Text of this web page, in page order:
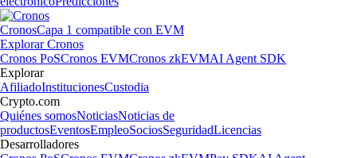
CronosCapa 1 compatible con EVM
Explorar Cronos
Cronos PoSCronos EVMCronos zkEVMAI Agent SDK
Explorar
AfiliadoInstitucionesCustodia
Crypto.com
Quiénes somosNoticiasNoticias de
productosEventosEmpleoSociosSeguridadLicencias
Desarrolladores